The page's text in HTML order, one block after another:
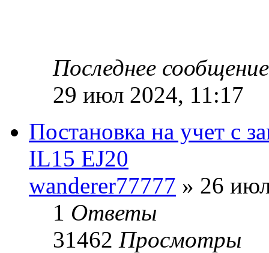
Последнее
29 июл 2024, 11:17
Постановка на учет с
IL15 EJ20
wanderer77777 » 26
1 Ответы
31462 Просмотры